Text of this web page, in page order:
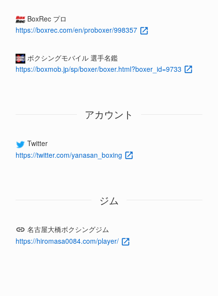
BoxRec プロ
https://boxrec.com/en/proboxer/998357
ボクシングモバイル 選手名鑑
https://boxmob.jp/sp/boxer/boxer.html?boxer_id=9733
アカウント
Twitter
https://twitter.com/yanasan_boxing
ジム
名古屋大橋ボクシングジム
https://hiromasa0084.com/player/